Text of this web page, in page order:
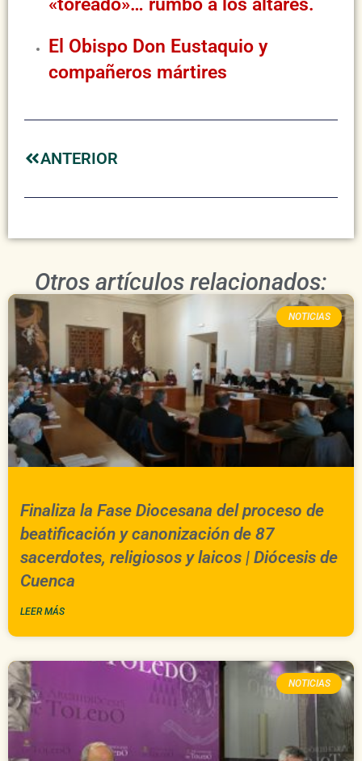
«toreado»… rumbo a los altares.
El Obispo Don Eustaquio y
compañeros mártires
ANTERIOR
Otros artículos relacionados:
NOTICIAS
Finaliza la Fase Diocesana del proceso de
beatificación y canonización de 87
sacerdotes, religiosos y laicos | Diócesis de
Cuenca
LEER MÁS
NOTICIAS